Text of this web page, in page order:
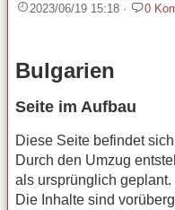
2023/06/19 15:18 · 0
Bulgarien
Seite im Aufbau
Diese Seite befindet
Durch den Umzug
als ursprünglich geplant.
Die Inhalte sind